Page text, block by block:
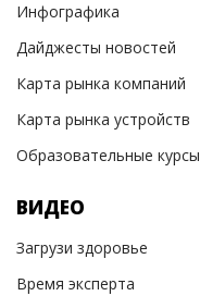
Инфографика
Дайджесты новостей
Карта рынка компаний
Карта рынка устройств
Образовательные курсы
ВИДЕО
Загрузи здоровье
Время эксперта